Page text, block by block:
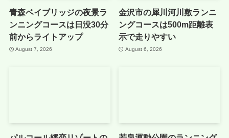
青森ベイブリッジの夜景ラ
ンニングコースは日没30分
前からライトアップ
August 7, 2026
金沢市の犀川河川敷ランニ
ングコースは500m距離表
示で走りやすい
August 6, 2026